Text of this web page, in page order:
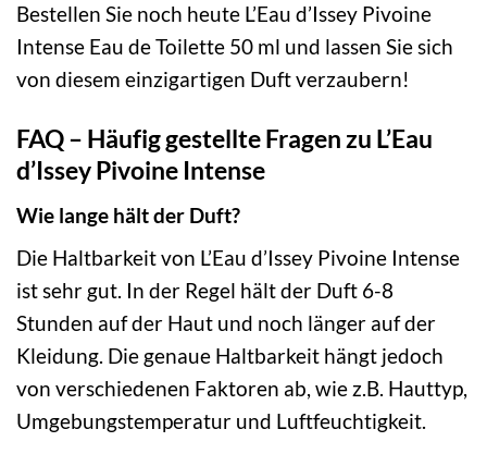
Bestellen Sie noch heute L’Eau d’Issey Pivoine
Intense Eau de Toilette 50 ml und lassen Sie sich
von diesem einzigartigen Duft verzaubern!
FAQ – Häufig gestellte Fragen zu L’Eau
d’Issey Pivoine Intense
Wie lange hält der Duft?
Die Haltbarkeit von L’Eau d’Issey Pivoine Intense
ist sehr gut. In der Regel hält der Duft 6-8
Stunden auf der Haut und noch länger auf der
Kleidung. Die genaue Haltbarkeit hängt jedoch
von verschiedenen Faktoren ab, wie z.B. Hauttyp,
Umgebungstemperatur und Luftfeuchtigkeit.